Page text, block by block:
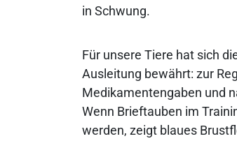
in Schwung.
Für unsere Tiere hat sich
Ausleitung bewährt: zur
Medikamentengaben und
Wenn Brieftauben im
werden, zeigt blaues